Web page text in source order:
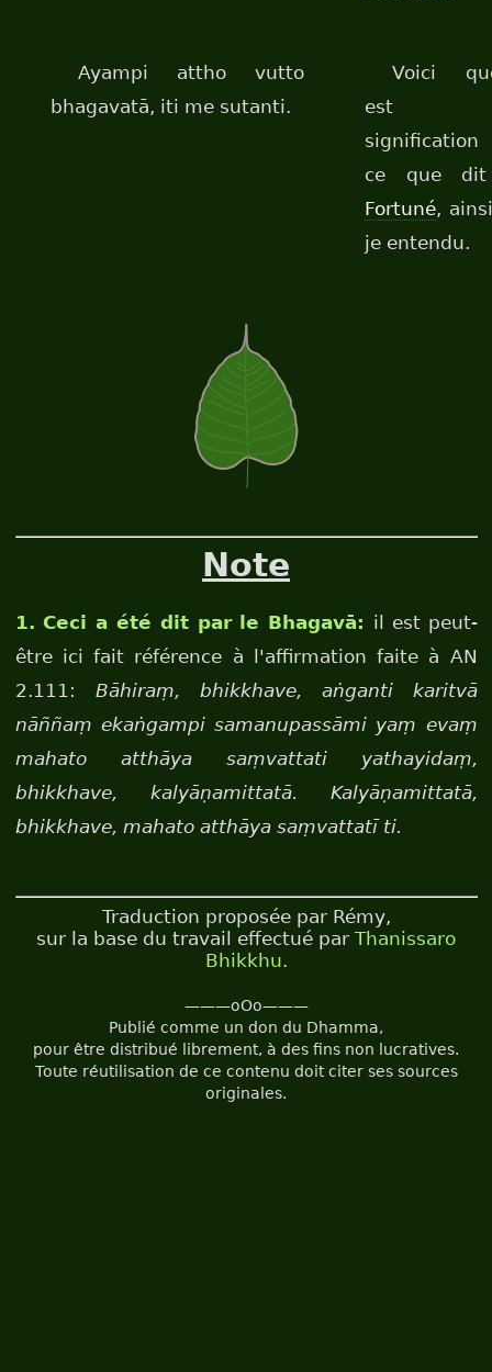
Ayampi attho vutto
bhagavatā, iti me sutanti.
Voici
est
ce que
Fortuné,
je entendu.
Note
1. Ceci a été dit par le Bhagavā: il est peut-
être ici fait référence à l'affirmation faite à AN
2.111: Bāhiraṃ, bhikkhave, aṅganti karitvā
nāññaṃ ekaṅgampi samanupassāmi yaṃ evaṃ
mahato atthāya saṃvattati yathayidaṃ,
bhikkhave, kalyāṇamittatā. Kalyāṇamittatā,
bhikkhave, mahato atthāya saṃvattatī ti.
Traduction proposée par Rémy,
sur la base du travail effectué par Thanissaro
Bhikkhu.
———oOo———
Publié comme un don du Dhamma,
pour être distribué librement, à des fins non lucratives.
Toute réutilisation de ce contenu doit citer ses sources
originales.